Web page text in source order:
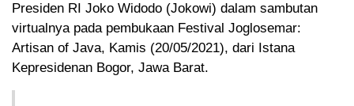
Presiden RI Joko Widodo (Jokowi) dalam sambutan
virtualnya pada pembukaan Festival Joglosemar:
Artisan of Java, Kamis (20/05/2021), dari Istana
Kepresidenan Bogor, Jawa Barat.